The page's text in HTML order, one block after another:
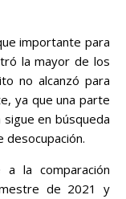
importante para
la mayor de los
no alcanzó para
ya que una parte
en búsqueda
desocupación.
a la comparación
de 2021 y